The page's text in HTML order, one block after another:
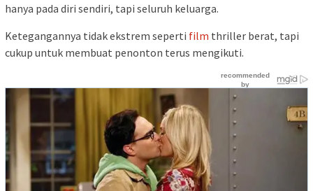
hanya pada diri sendiri, tapi seluruh keluarga.
Ketegangannya tidak ekstrem seperti film thriller berat, tapi
cukup untuk membuat penonton terus mengikuti.